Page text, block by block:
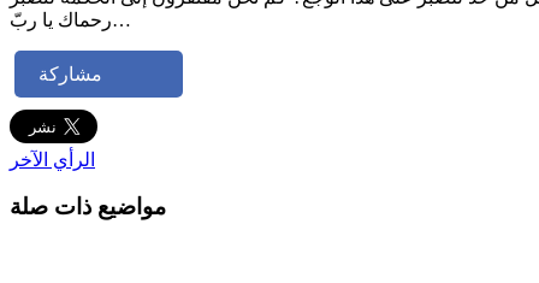
رحماك يا ربّ…
مشاركة
الرأي الآخر
مواضيع ذات صلة